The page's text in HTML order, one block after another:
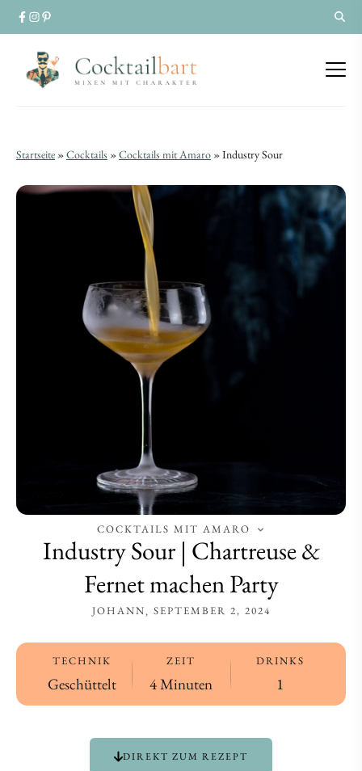
Industry
Sour
Industry
Sour
Startseite »Cocktails »Cocktails mit Amaro »Industry Sour
COCKTAILS MIT AMARO
Industry Sour | Chartreuse &
Fernet machen Party
JOHANN SEPTEMBER 2, 2024
TECHNIK
Geschüttelt
ZEIT
4 Minuten
DRINKS
1
DIREKT ZUM REZEPT